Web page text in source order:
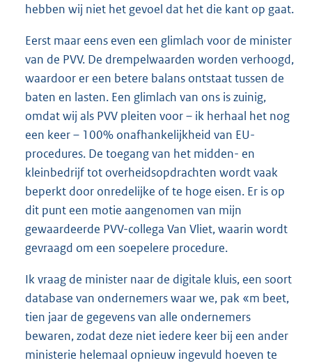
hebben wij niet het gevoel dat het die kant op gaat.
Eerst maar eens even een glimlach voor de minister
van de PVV. De drempelwaarden worden verhoogd,
waardoor er een betere balans ontstaat tussen de
baten en lasten. Een glimlach van ons is zuinig,
omdat wij als PVV pleiten voor – ik herhaal het nog
een keer – 100% onafhankelijkheid van EU-
procedures. De toegang van het midden- en
kleinbedrijf tot overheidsopdrachten wordt vaak
beperkt door onredelijke of te hoge eisen. Er is op
dit punt een motie aangenomen van mijn
gewaardeerde PVV-collega Van Vliet, waarin wordt
gevraagd om een soepelere procedure.
Ik vraag de minister naar de digitale kluis, een soort
database van ondernemers waar we, pak «m beet,
tien jaar de gegevens van alle ondernemers
bewaren, zodat deze niet iedere keer bij een ander
ministerie helemaal opnieuw ingevuld hoeven te